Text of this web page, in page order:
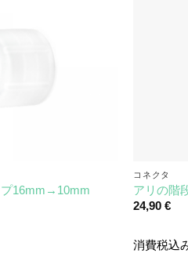
16mm→10mm
コネクタ
アリの階
24,90€
消費税込